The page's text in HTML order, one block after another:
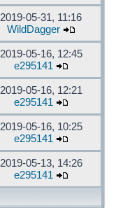
2019-05-31, 11:16
WildDagger
2019-05-16, 12:45
e295141
2019-05-16, 12:21
e295141
2019-05-16, 10:25
e295141
2019-05-13, 14:26
e295141